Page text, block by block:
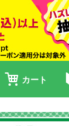
カート